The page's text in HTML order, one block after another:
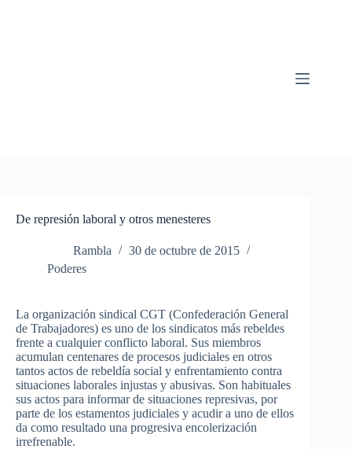
De represión laboral y otros menesteres
Rambla
30 de octubre de 2015
Poderes
La organización sindical CGT (Confederación General
de Trabajadores) es uno de los sindicatos más rebeldes
frente a cualquier conflicto laboral. Sus miembros
acumulan centenares de procesos judiciales en otros
tantos actos de rebeldía social y enfrentamiento contra
situaciones laborales injustas y abusivas. Son habituales
sus actos para informar de situaciones represivas, por
parte de los estamentos judiciales y acudir a uno de ellos
da como resultado una progresiva encolerización
irrefrenable.